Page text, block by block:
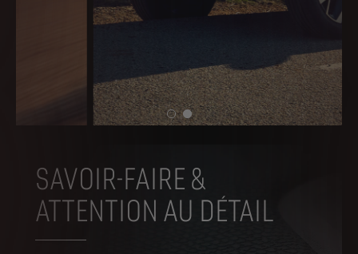
SAVOIR-FAIRE &
ATTENTION AU DÉTAIL